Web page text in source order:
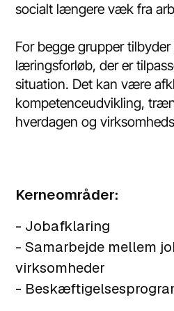
socialt længere væk fra
For begge grupper
læringsforløb, der er
situation. Det kan være
kompetenceudvikling,
hverdagen og
Kerneområder:
- Jobafklaring
- Samarbejde mellem
virksomheder
-